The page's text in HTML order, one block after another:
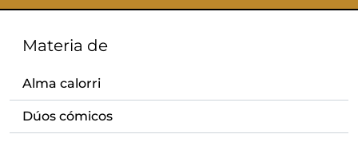
Materia de
Alma calorri
Dúos cómicos